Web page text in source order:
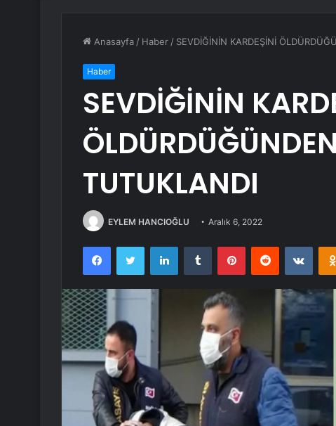
Anasayfa / Haber / SEVDİĞİNİN KARDEŞİNİ
Haber
SEVDİĞİNİN
TUTUKLANDI
EYLEM HANCIOĞLU Aralık 6, 2022
FacebookTwitter LinkedInTumblr PinterestReddit